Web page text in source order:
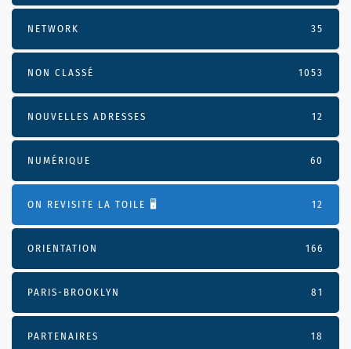
NETWORK 35
NON CLASSÉ 1053
NOUVELLES ADRESSES 12
NUMÉRIQUE 60
ON REVISITE LA TOILE 🖥️ 12
ORIENTATION 166
PARIS-BROOKLYN 81
PARTENAIRES 18